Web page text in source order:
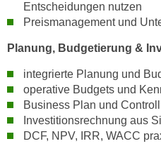
Entscheidungen nutzen
Preismanagement und
Planung, Budgetierung &
integrierte Planung und
operative Budgets und
Business Plan und
Investitionsrechnung aus
DCF, NPV, IRR, WACC
r
i
n
t
i
e
r
o
r
f
e
n
h